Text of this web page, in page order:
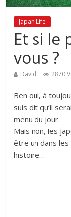
Japan Life
Et si le
vous ?
David 2870
Ben oui, à
suis dit qu’il
menu du jour.
Mais non, les
être un dans les
histoire…